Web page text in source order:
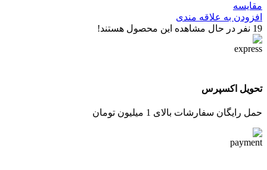
مقایسه
افزودن به علاقه مندی
19 نفر در حال مشاهده این محصول هستند!
تحویل اکسپرس
حمل رایگان سفارشات بالای 1 میلیون تومان